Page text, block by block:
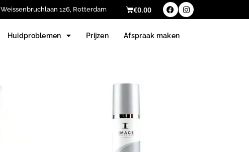
Weissenbruchlaan 126, Rotterdam €0.00
Huidproblemen Prijzen Afspraak maken